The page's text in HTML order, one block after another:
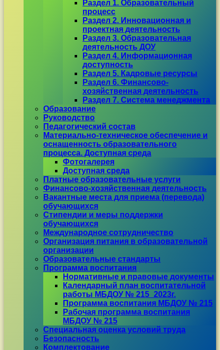
Раздел 1. Образовательный
процесс
Раздел 2. Инновационная и
проектная деятельность
Раздел 3. Образовательная
деятельность ДОУ
Раздел 4. Информационная
доступность
Раздел 5. Кадровые ресурсы
Раздел 6. Финансово-
хозяйственная деятельность
Раздел 7. Система менеджмента
Образование
Руководство
Педагогический состав
Материально-техническое обеспечение и
оснащенность образовательного
процесса. Доступная среда
Фотогалерея
Доступная среда
Платные образовательные услуги
Финансово-хозяйственная деятельность
Вакантные места для приема (перевода)
обучающихся
Стипендии и меры поддержки
обучающихся
Международное сотрудничество
Организация питания в образовательной
организации
Образовательные стандарты
Программа воспитания
Нормативные и правовые документы
Календарный план воспитательной
работы МБДОУ № 215_2023г.
Программа воспитания МБДОУ № 215
Рабочая программа воспитания
МБДОУ № 215
Специальная оценка условий труда
Безопасность
Комплектование